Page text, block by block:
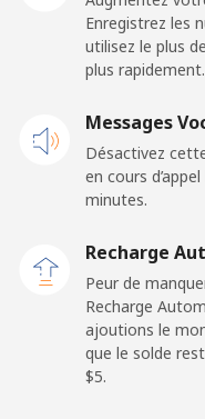
Togo
Mobile ⁦36.5¢⁩
Tokelau
All country
Tonga
Ligne fixe
Enregistrez les
utilisez le plus
plus rapidement.
Messages
Désactivez
en cours
minutes.
Recharge
Peur de
Recharge
ajoutions le
que le solde
⁦$5⁩.